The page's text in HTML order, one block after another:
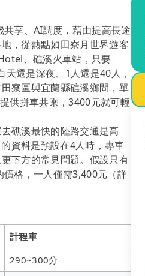
享、AI調度，藉由提高長途
，從熱點如田寮月世界遊客
、礁溪火車站，只要
還是深夜、1人還是40人，
寮區與宜蘭縣礁溪鄉間，單
供拼車共乘，3400元就可輕
礁溪最快的陸路交通是高
資料是預設在4人時，專車
下方的常見問題。假設只有
格，一人僅需3,400元（詳
計程車
290~300分